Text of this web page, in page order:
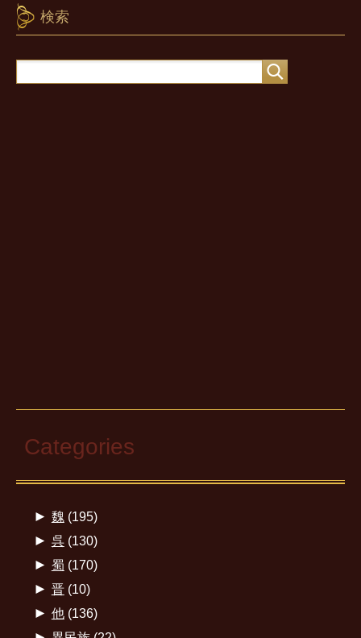
検索
Categories
► 魏 (195)
► 呉(130)
► 蜀 (170)
► 晋(10)
► 他(136)